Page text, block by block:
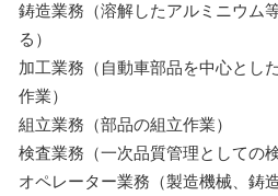
鋳造業務（溶解したアルミニウム
る）
加工業務（自動車部品を中心とし
作業）
組立業務（部品の組立作業）
検査業務（一次品質管理としての
オペレーター業務（製造機械、鋳